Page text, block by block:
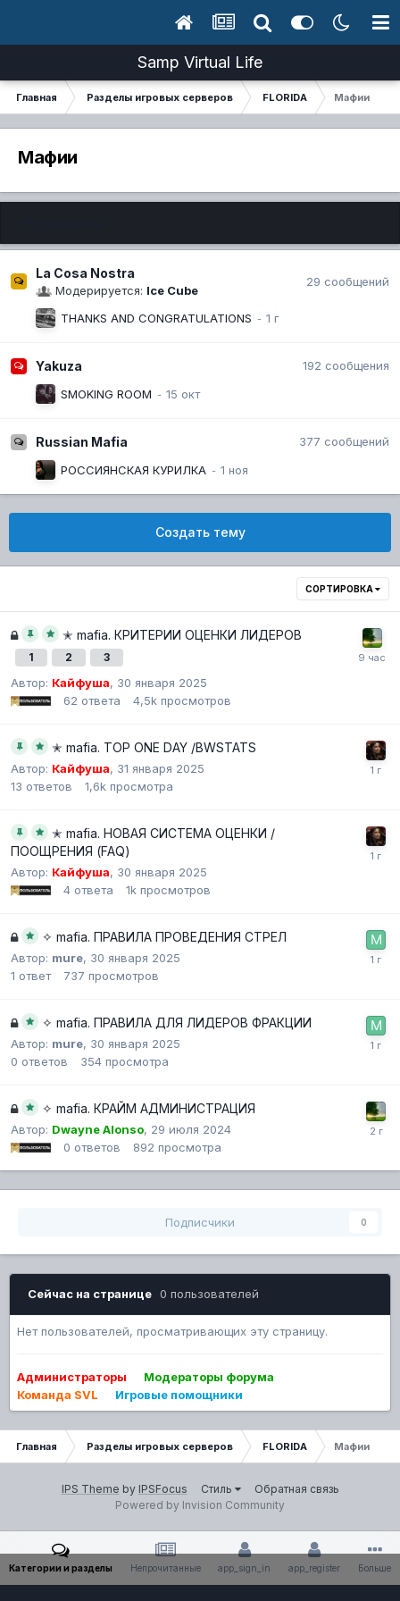
Samp Virtual Life
Главная Разделы игровых серверов FLORIDA Мафии
Мафии
La Cosa Nostra
Модерируется: Ice Cube
29 сообщений
THANKS AND CONGRATULATIONS
Yakuza 192 сообщения
SMOKING ROOM
Russian Mafia 377 сообщений
РОССИЯНСКАЯ КУРИЛКА
Создать тему
СОРТИРОВКА
✭ mafia. КРИТЕРИИ ОЦЕНКИ ЛИДЕРОВ
1 2 3
Автор: Кайфуша, 30 января 2025
62 ответа 4,5k просмотров
✭ mafia. TOP ONE DAY /BWSTATS
Автор: Кайфуша, 31 января 2025
13 ответов 1,6k просмотра
✭ mafia. НОВАЯ СИСТЕМА ОЦЕНКИ /
ПООЩРЕНИЯ (FAQ)
Автор: Кайфуша, 30 января 2025
4 ответа 1k просмотров
✧ mafia. ПРАВИЛА ПРОВЕДЕНИЯ СТРЕЛ
Автор: mure, 30 января 2025
1 ответ 737 просмотров
✧ mafia. ПРАВИЛА ДЛЯ ЛИДЕРОВ ФРАКЦИИ
Автор: mure, 30 января 2025
0 ответов 354 просмотра
✧ mafia. КРАЙМ АДМИНИСТРАЦИЯ
Автор: Dwayne Alonso, 29 июля 2024
0 ответов 892 просмотра
Подписчики 0
Сейчас на странице 0 пользователей
Нет пользователей, просматривающих эту страницу.
Администраторы
Модераторы форума
Команда SVL
Игровые помощники
Главная Разделы игровых серверов FLORIDA Мафии
IPS Theme by IPSFocus Стиль
Обратная связь
Powered by Invision Community
Категории и разделы Непрочитанные app_sign_in app_register Больше